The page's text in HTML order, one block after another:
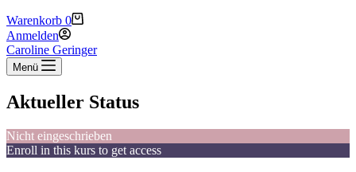
Warenkorb 0
Anmelden
Caroline Geringer
Menü
Aktueller Status
Nicht eingeschrieben
Enroll in this kurs to get access